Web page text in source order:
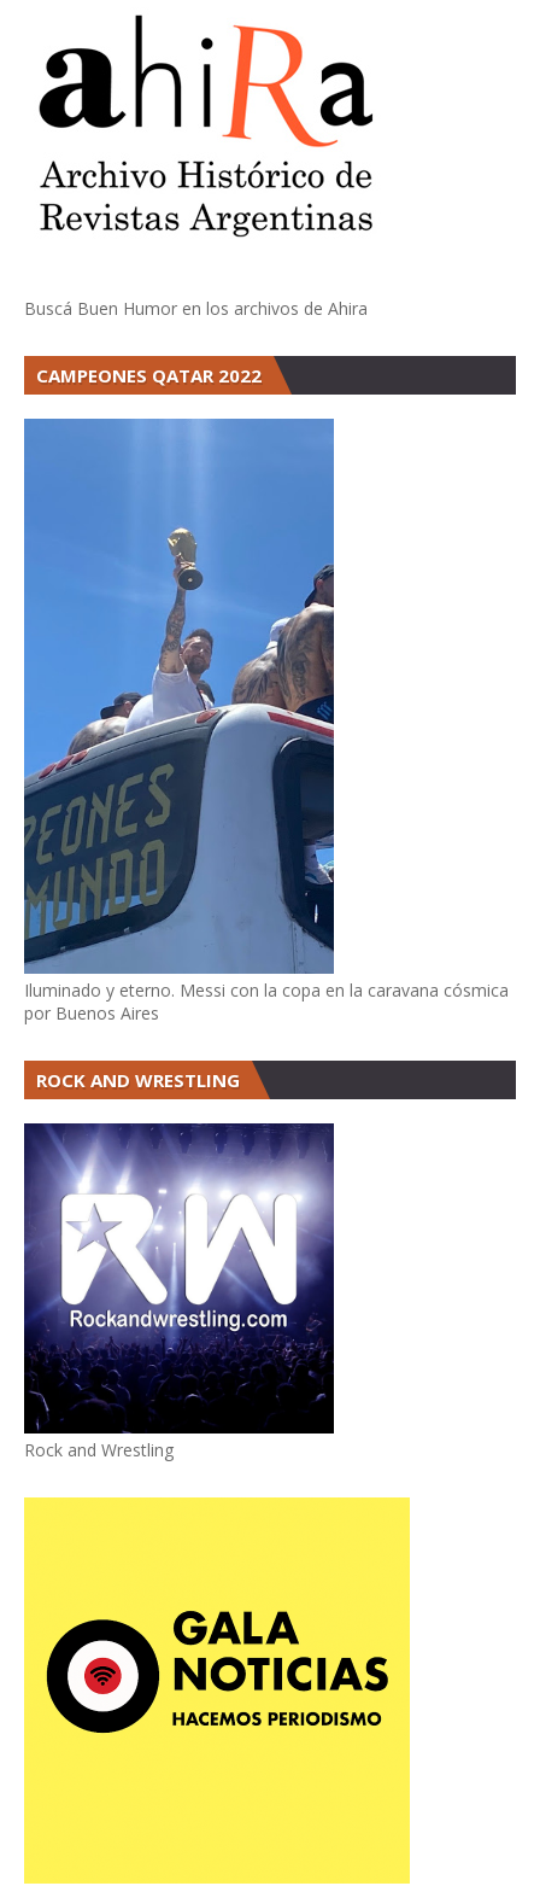
Buscá Buen Humor en los archivos de Ahira
CAMPEONES QATAR 2022
Iluminado y eterno. Messi con la copa en la caravana cósmica
por Buenos Aires
ROCK AND WRESTLING
Rock and Wrestling